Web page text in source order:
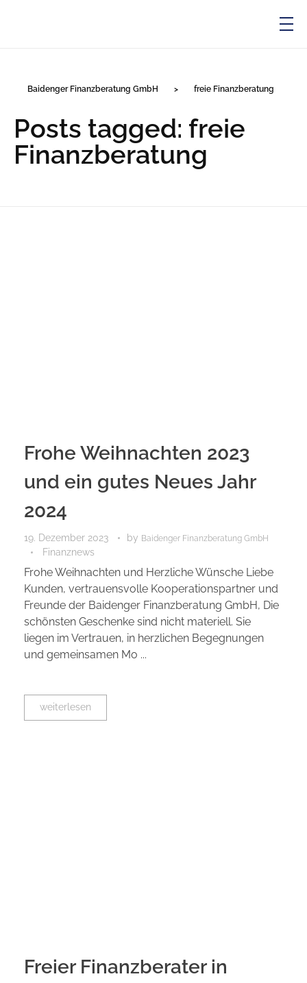
Baidenger Finanzberatung GmbH > freie Finanzberatung
Posts tagged: freie
Finanzberatung
Frohe Weihnachten 2023
und ein gutes Neues Jahr
2024
19. Dezember 2023 by Baidenger Finanzberatung GmbH
Finanznews
Frohe Weihnachten und Herzliche Wünsche Liebe
Kunden, vertrauensvolle Kooperationspartner und
Freunde der Baidenger Finanzberatung GmbH, Die
schönsten Geschenke sind nicht materiell. Sie
liegen im Vertrauen, in herzlichen Begegnungen
und gemeinsamen Mo ...
weiterlesen
Freier Finanzberater in